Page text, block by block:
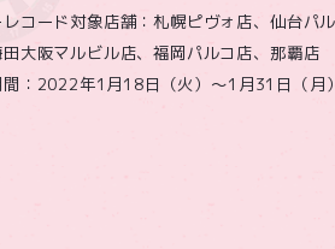
レコード対象店舗：札幌ピヴォ店、仙台パ
田大阪マルビル店、福岡パルコ店、那覇店
間：2022年1月18日（火）～1月31日（月）